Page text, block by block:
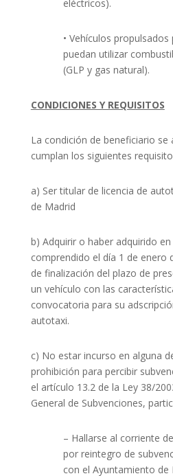
eléctricos).
• Vehículos
puedan utilizar
(GLP y gas natural).
CONDICIONES Y REQUISITOS
La condición de beneficiario se
cumplan los siguientes
a) Ser titular de licencia de
de Madrid
b) Adquirir o haber adquirido
comprendido el día 1 de enero
de finalización del plazo de
un vehículo con las
convocatoria para su
autotaxi.
c) No estar incurso en alguna
prohibición para percibir
el artículo 13.2 de la Ley 38/
General de Subvenciones,
– Hallarse al corriente
por reintegro de
con el Ayuntamiento de